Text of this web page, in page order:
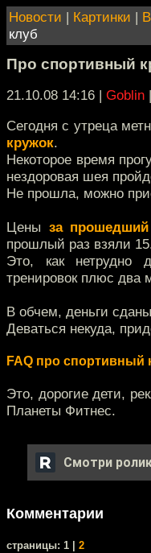
Новости | Картинки |
клуб
Про спортивный
21.10.08 14:16 | Goblin |
Сегодня с утреца
кружок.
Некоторое время
нездоровая шея
Не прошла, можно
Цены за
прошлый раз взяли
Это, как нетрудно
тренировок плюс два
В обчем, деньги
Деваться некуда,
FAQ про спортивный
Это, дорогие дети,
Планеты Фитнес.
Смотри
Комментарии
cтраницы: 1 | 2